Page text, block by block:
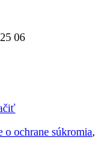
06
o ochrane súkromia,